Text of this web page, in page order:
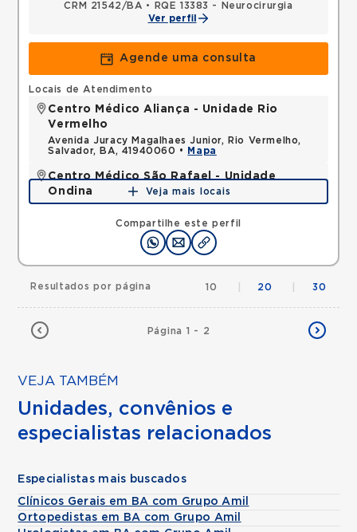
CRM 21542/BA •
RQE 13383 - Neurocirurgia
Ver perfil
Agende uma consulta
Compartilhe este perfil
Locais de Atendimento
Centro Médico Aliança - Unidade Rio
Vermelho
Avenida Juracy Magalhaes Junior, Rio Vermelho,
Salvador, BA, 41940060 •
Mapa
Centro Médico São Rafael - Unidade
Ondina
Avenida Milton Santos, Ondina, Salvador, BA,
Mapa
Veja mais locais
Página 1 - 2
Resultados por página 10 20 30
VEJA TAMBÉM
Unidades, convênios e
especialistas relacionados
Especialistas mais buscados
Clínicos Gerais em BA com Grupo Amil
Ortopedistas em BA com Grupo Amil